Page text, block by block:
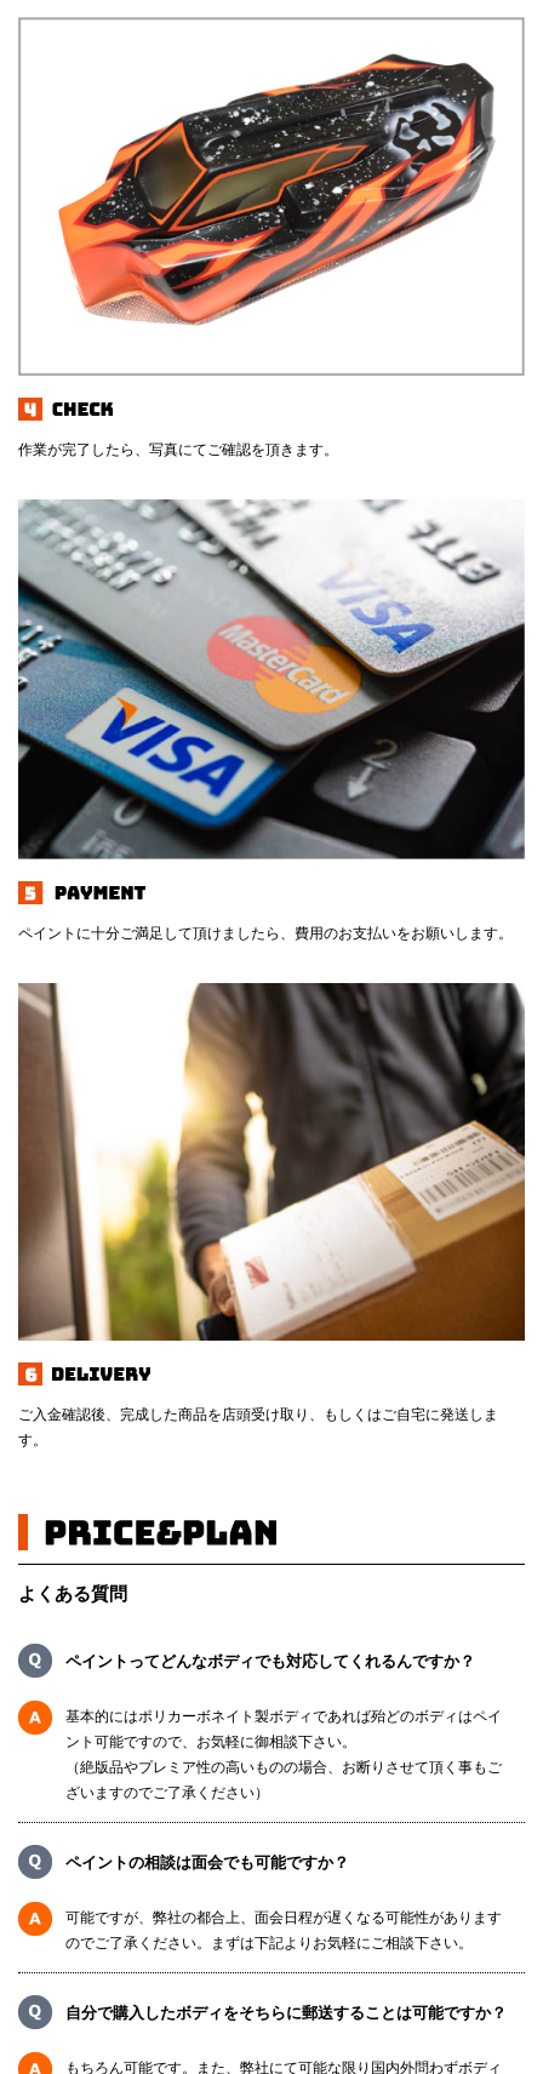
作業が完了したら、写真にてご確認を頂きます。
ペイントに十分ご満足して頂けましたら、費用のお支払いをお願いします。
ご入金確認後、完成した商品を店頭受け取り、もしくはご自宅に発送しま
す。
よくある質問
ペイントってどんなボディでも対応してくれるんですか？
基本的にはポリカーボネイト製ボディであれば殆どのボディはペイ
ント可能ですので、お気軽に御相談下さい。
（絶版品やプレミア性の高いものの場合、お断りさせて頂く事もご
ざいますのでご了承ください）
ペイントの相談は面会でも可能ですか？
可能ですが、弊社の都合上、面会日程が遅くなる可能性があります
のでご了承ください。まずは下記よりお気軽にご相談下さい。
自分で購入したボディをそちらに郵送することは可能ですか？
もちろん可能です。また、弊社にて可能な限り国内外問わずボディ